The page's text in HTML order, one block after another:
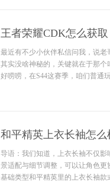
王者荣耀CDK怎么获
最近有不少小伙伴私信问我，说
其实没啥神秘的，关键就在于那
好唠唠，在S44这赛季，咱们普通
和平精英上衣长袖怎么
导语：我们知道，上衣长袖不仅
景适配与细节调整，可以让角色
基础类型和平精英里的上衣长袖